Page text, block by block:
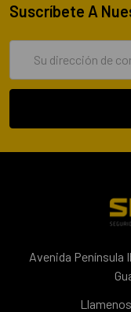
Suscríbete A
correo
Avenida Península